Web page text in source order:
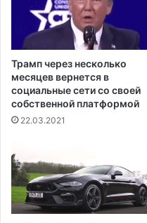
г
р
а
н
в
,
п
р
е
т
А
л
я
у
Трамп через несколько
месяцев вернется в
социальные сети со своей
собственной платформой
22.03.2021